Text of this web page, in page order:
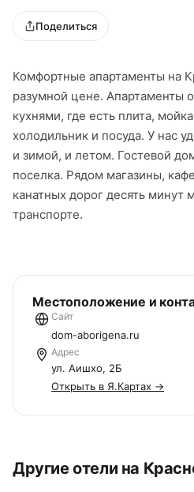
Поделиться
Комфортные апартаменты на
разумной цене. Апартаменты
кухнями, где есть плита,
холодильник и посуда. У нас
и зимой, и летом. Гостевой
поселка. Рядом магазины,
канатных дорог десять минут
транспорте.
Местоположение и
Сайт
dom-aborigena.ru
Адрес
ул. Аишхо, 2Б
Открыть в Я.Картах →
Другие отели на